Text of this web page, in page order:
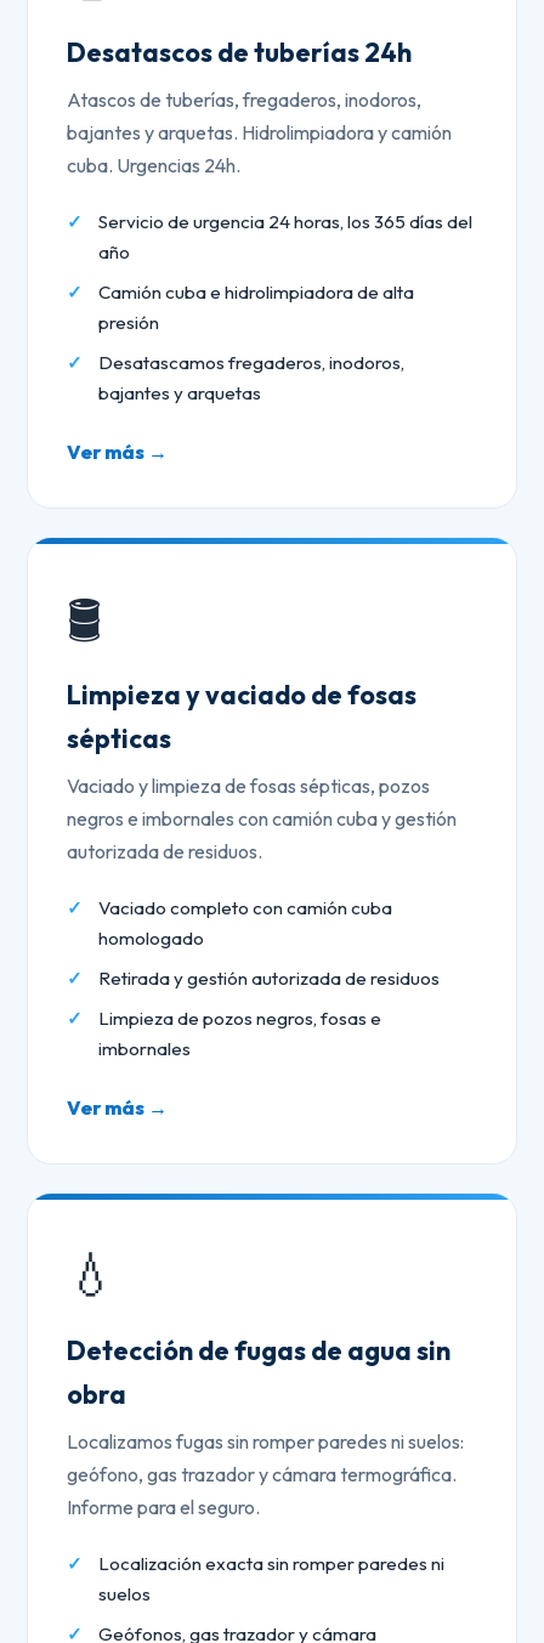
Desatascos de tuberías 24h
Atascos de tuberías, fregaderos, inodoros,
bajantes y arquetas. Hidrolimpiadora y camión
cuba. Urgencias 24h.
Servicio de urgencia 24 horas, los 365 días del
año
Camión cuba e hidrolimpiadora de alta
presión
Desatascamos fregaderos, inodoros,
bajantes y arquetas
Ver más →
🛢️
Limpieza y vaciado de fosas
sépticas
Vaciado y limpieza de fosas sépticas, pozos
negros e imbornales con camión cuba y gestión
autorizada de residuos.
Vaciado completo con camión cuba
homologado
Retirada y gestión autorizada de residuos
Limpieza de pozos negros, fosas e
imbornales
Ver más →
💧
Detección de fugas de agua sin
obra
Localizamos fugas sin romper paredes ni suelos:
geófono, gas trazador y cámara termográfica.
Informe para el seguro.
Localización exacta sin romper paredes ni
suelos
Geófonos, gas trazador y cámara